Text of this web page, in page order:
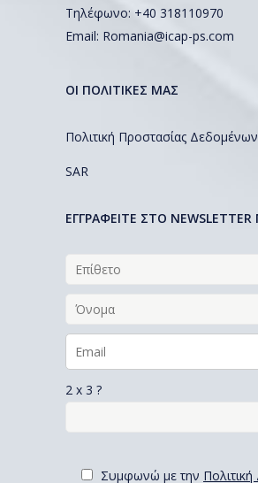
Τηλέφωνο: +40 318110970
Email: Romania@icap-ps.com
ΟΙ ΠΟΛΙΤΙΚΕΣ ΜΑΣ
Πολιτική Προστασίας Δεδομένων
SAR
EΓΓΡΑΦΕΙΤΕ ΣΤΟ
2 x 3 ?
Συμφωνώ με την